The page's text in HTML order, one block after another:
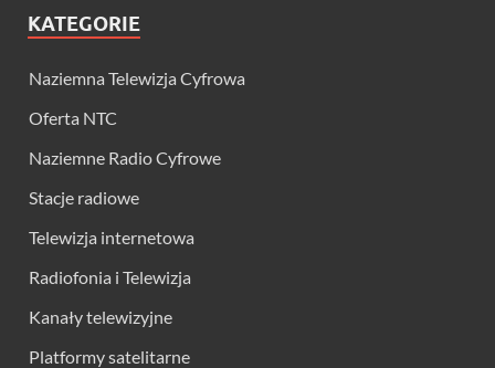
KATEGORIE
Naziemna Telewizja Cyfrowa
Oferta NTC
Naziemne Radio Cyfrowe
Stacje radiowe
Telewizja internetowa
Radiofonia i Telewizja
Kanały telewizyjne
Platformy satelitarne